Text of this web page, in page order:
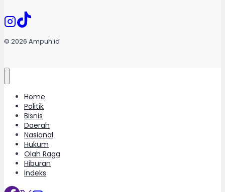
© 2026 Ampuh.id
Home
Politik
Bisnis
Daerah
Nasional
Hukum
Olah Raga
Hiburan
Indeks